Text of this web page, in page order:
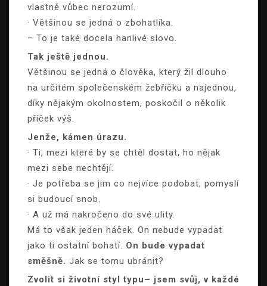
vlastně vůbec nerozumí.
· Většinou se jedná o zbohatlíka.
– To je také docela hanlivé slovo.
Tak ještě jednou.
Většinou se jedná o člověka, který žil dlouho
na určitém společenském žebříčku a najednou,
díky nějakým okolnostem, poskočil o několik
příček výš.
Jenže, kámen úrazu.
· Ti, mezi které by se chtěl dostat, ho nějak
mezi sebe nechtějí.
· Je potřeba se jim co nejvíce podobat, pomyslí
si budoucí snob.
· A už má nakročeno do své ulity.
Má to však jeden háček. On nebude vypadat
jako ti ostatní bohatí. On bude vypadat
směšně. Jak se tomu ubránit?
Zvolit si životní styl typu– jsem svůj, v každé